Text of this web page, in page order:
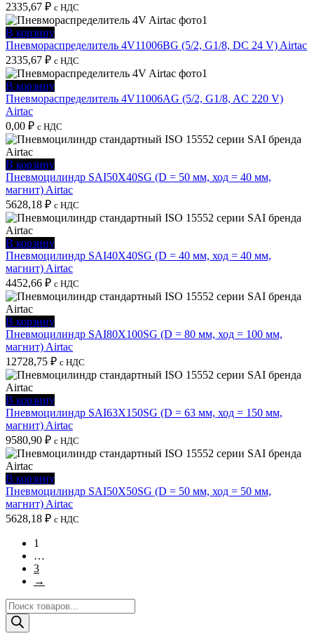
2335,67 ₽ с НДС
В корзину
Пневмораспределитель 4V11006BG (5/2, G1/8, DC 24 V) Airtac
2335,67 ₽ с НДС
В корзину
Пневмораспределитель 4V11006AG (5/2, G1/8, AC 220 V)
Airtac
0,00 ₽ с НДС
В корзину
Пневмоцилиндр SAI50X40SG (D = 50 мм, ход = 40 мм,
магнит) Airtac
5628,18 ₽ с НДС
В корзину
Пневмоцилиндр SAI40X40SG (D = 40 мм, ход = 40 мм,
магнит) Airtac
4452,66 ₽ с НДС
В корзину
Пневмоцилиндр SAI80X100SG (D = 80 мм, ход = 100 мм,
магнит) Airtac
12728,75 ₽ с НДС
В корзину
Пневмоцилиндр SAI63X150SG (D = 63 мм, ход = 150 мм,
магнит) Airtac
9580,90 ₽ с НДС
В корзину
Пневмоцилиндр SAI50X50SG (D = 50 мм, ход = 50 мм,
магнит) Airtac
5628,18 ₽ с НДС
1
…
3
→
Поиск
товаров